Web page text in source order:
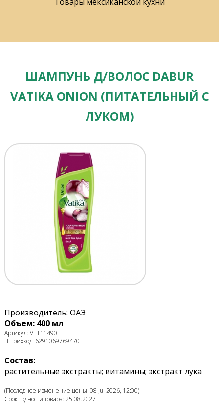
Товары мексиканской кухни
ШАМПУНЬ Д/ВОЛОС DABUR
VATIKA ONION (ПИТАТЕЛЬНЫЙ С
ЛУКОМ)
Производитель: ОАЭ
Объем: 400 мл
Артикул: VET11490
Штрихкод: 6291069769470
Состав:
растительные экстракты; витамины; экстракт лука
(Последнее изменение цены: 08 Jul 2026, 12:00)
Срок годности товара: 25.08.2027